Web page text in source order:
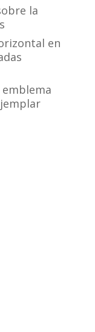
la
en